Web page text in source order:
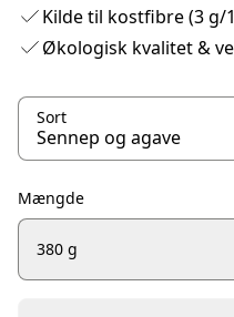
Kilde til kostfibre (3 g/
Økologisk kvalitet &
Sort
Mængde
380 g